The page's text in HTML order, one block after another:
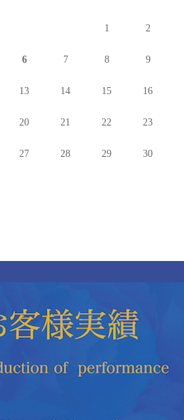
1 2
6 7 8 9
13 14 15 16
20 21 22 23
27 28 29 30